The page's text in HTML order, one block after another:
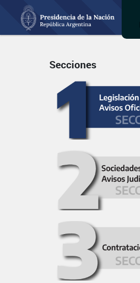
Secciones